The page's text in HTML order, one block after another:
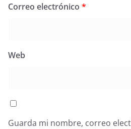
Correo electrónico *
Web
Guarda mi nombre, correo